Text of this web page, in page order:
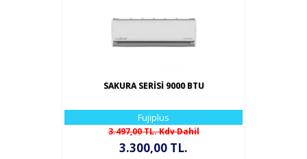
SAKURA SERİSİ 9000 BTU
Fujiplus
3.497,00 TL. Kdv Dahil
3.300,00 TL.